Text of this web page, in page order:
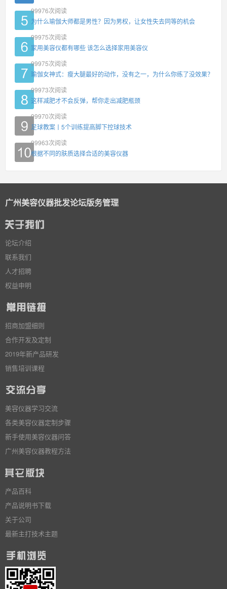
99976次阅读
为什么瑜伽大师都是男性？因为男权，让女性失去同等的机会
99975次阅读
家用美容仪都有哪些 该怎么选择家用美容仪
99975次阅读
瑜伽女神式：瘦大腿最好的动作，没有之一，为什么你练了没效果？
99973次阅读
这样减肥才不会反弹，帮你走出减肥瓶颈
99970次阅读
足球教案丨5个训练提高脚下控球技术
99963次阅读
根据不同的肤质选择合适的美容仪器
广州美容仪器批发论坛版务管理
论坛介绍
联系我们
人才招聘
权益申明
招商加盟细则
合作开发及定制
2019年新产品研发
销售培训课程
美容仪器学习交流
各类美容仪器定制步骤
新手使用美容仪器问答
广州美容仪器教程方法
产品百科
产品说明书下载
关于公司
最新主打技术主题